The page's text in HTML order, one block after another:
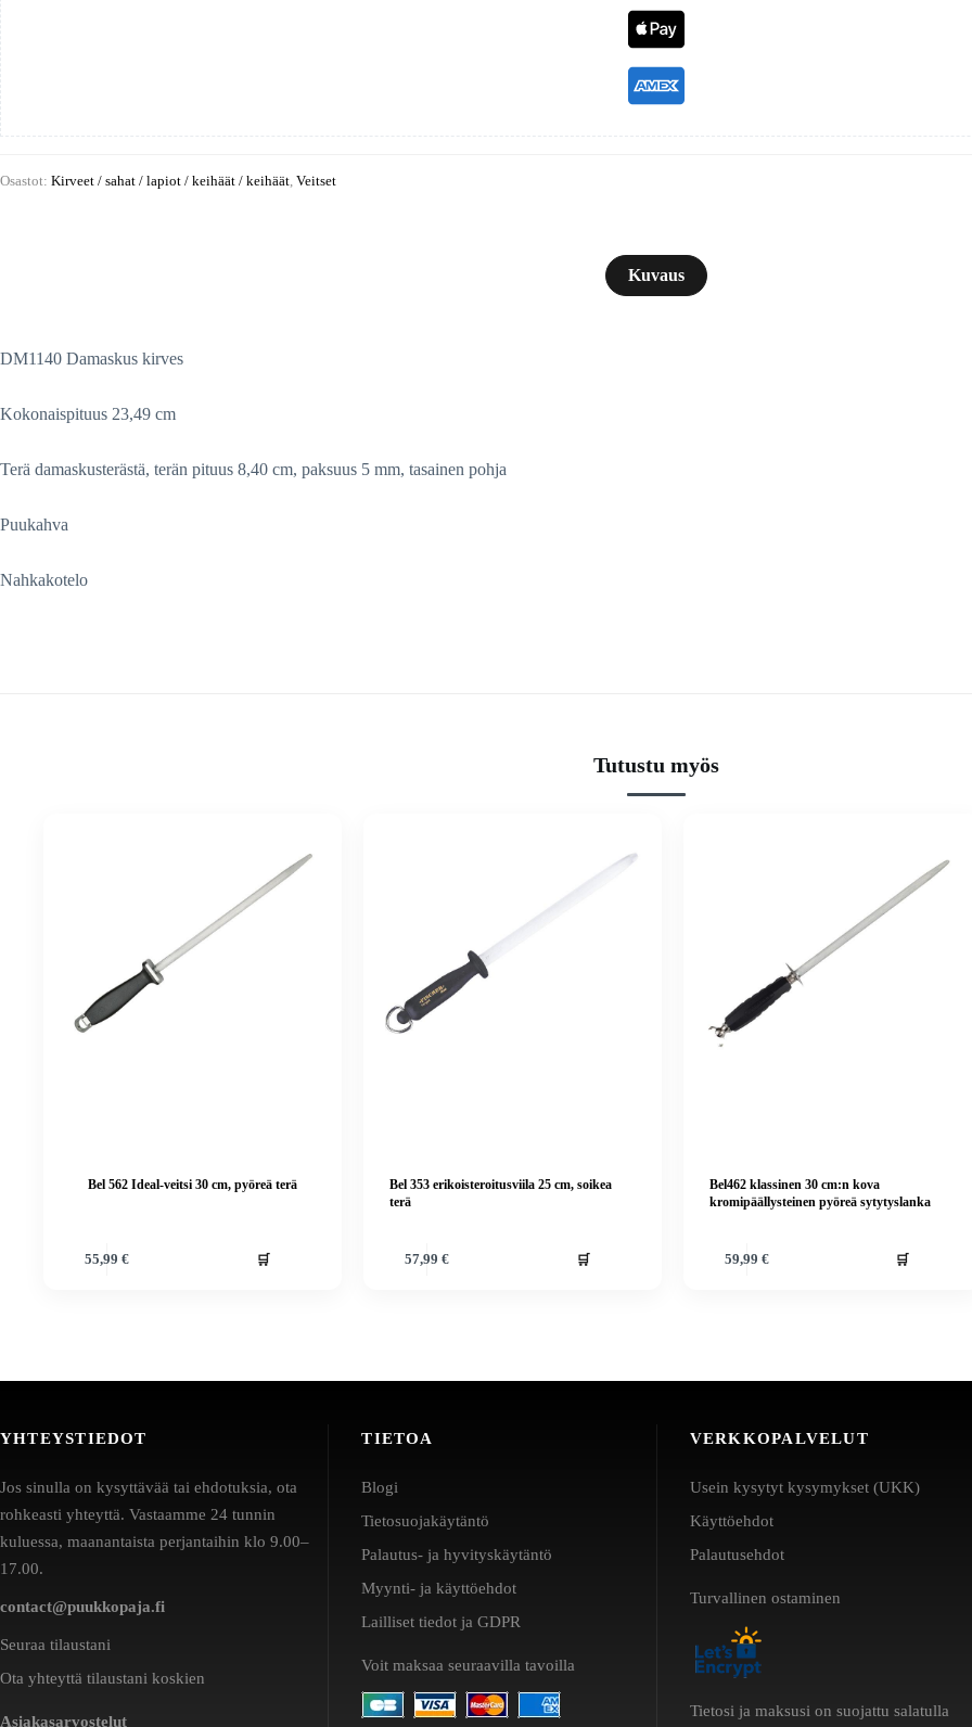
Osastot: Kirveet / sahat / lapiot / keihäät / keihäät Veitset
Kuvaus
DM1140 Damaskus kirves
Kokonaispituus 23,49 cm
Terä damaskusterästä, terän pituus 8,40 cm, paksuus 5 mm, tasainen pohja
Puukahva
Nahkakotelo
Tutustu myös
Bel 562 Ideal-veitsi 30 cm, pyöreä terä
55,99€ 🛒
Bel 353 erikoisteroitusviila 25 cm, soikea
terä
57,99€ 🛒
Bel462 klassinen 30 cm:n kova
kromipäällysteinen pyöreä sytytyslanka
59,99 € 🛒
YHTEYSTIEDOT
Jos sinulla on kysyttävää tai ehdotuksia, ota
rohkeasti yhteyttä. Vastaamme 24 tunnin
kuluessa, maanantaista perjantaihin klo 9.00–
17.00.
contact@puukkopaja.fi
Seuraa tilaustani
Ota yhteyttä tilaustani koskien
Asiakasarvostelut
TIETOA
Blogi
Tietosuojakäytäntö
Palautus- ja hyvityskäytäntö
Myynti- ja käyttöehdot
Lailliset tiedot ja GDPR
Voit maksaa seuraavilla tavoilla
VERKKOPALVELUT
Usein kysytyt kysymykset (UKK)
Käyttöehdot
Palautusehdot
Turvallinen ostaminen
Tietosi ja maksusi on suojattu salatulla